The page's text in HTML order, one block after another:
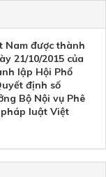
Nam được thành
21/10/2015 của
lập Hội Phổ
định số
Bộ Nội vụ Phê
luật Việt